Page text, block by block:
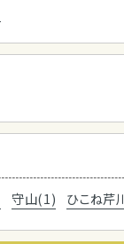
守山(1) ひこね芹